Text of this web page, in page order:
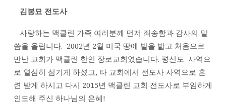
하
심
을
따
라
김봉묘 전도사
사랑하는 맥클린 가족 여러분께 먼저 죄송함과 감사의 말
씀을 올립니다. 2002년 2월 미국 땅에 발을 밟고 처음으로
만난 교회가 맥클린 한인 장로교회였습니다. 평신도 사역으
로 열심히 섬기게 하셨고, 타 교회에서 전도사 사역으로 훈
련 받게 하시고 다시 2015년 맥클린 교회 전도사로 부임하게
인도해 주신 하나님의 은혜!